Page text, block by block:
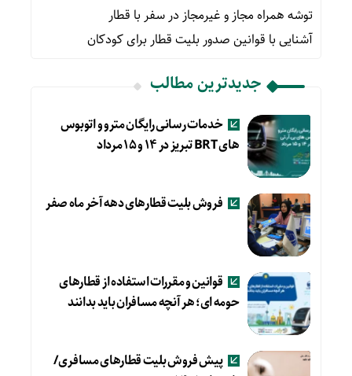
توشه همراه مجاز و غیرمجاز در سفر با قطار
آشنایی با قوانین صدور بلیت قطار برای کودکان
جدیدترین مطالب
خدمات رسانی رایگان مترو و اتوبوس
های BRT تبریز در ۱۴ و ۱۵ مرداد
فروش بلیت قطارهای دهه آخر ماه صفر
قوانین و مقررات استفاده از قطارهای
حومه ای؛ هر آنچه مسافران باید بدانند
پیش فروش بلیت قطارهای مسافری/